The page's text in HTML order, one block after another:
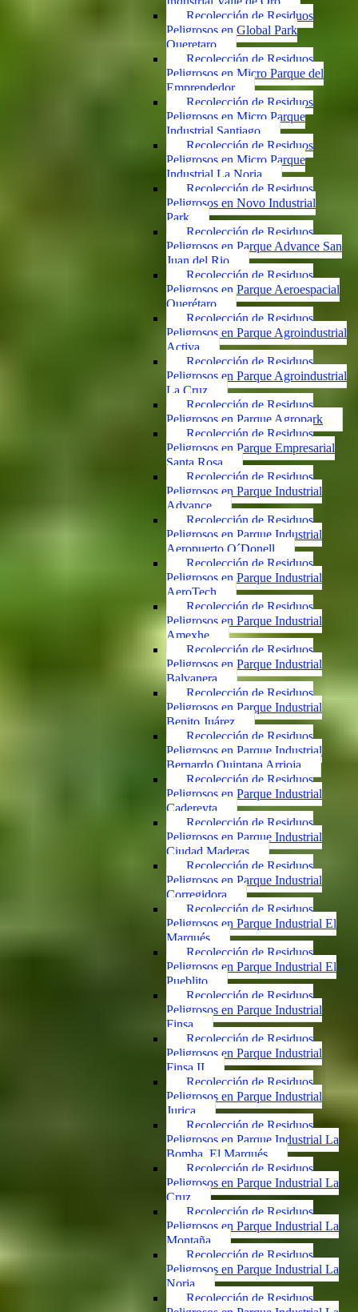
Recolección de Residuos
Peligrosos en Global Park
Queretaro
Recolección de Residuos
Peligrosos en Micro Parque del
Emprendedor
Recolección de Residuos
Peligrosos en Micro Parque
Industrial Santiago
Recolección de Residuos
Peligrosos en Micro Parque
Industrial La Noria
Recolección de Residuos
Peligrosos en Novo Industrial
Park
Recolección de Residuos
Peligrosos en Parque Advance San
Juan del Rio
Recolección de Residuos
Peligrosos en Parque Aeroespacial
Querétaro
Recolección de Residuos
Peligrosos en Parque Agroindustrial
Activa
Recolección de Residuos
Peligrosos en Parque Agroindustrial
La Cruz
Recolección de Residuos
Peligrosos en Parque Agropark
Recolección de Residuos
Peligrosos en Parque Empresarial
Santa Rosa
Recolección de Residuos
Peligrosos en Parque Industrial
Advance
Recolección de Residuos
Peligrosos en Parque Industrial
Aeropuerto O´Donell
Recolección de Residuos
Peligrosos en Parque Industrial
AeroTech
Recolección de Residuos
Peligrosos en Parque Industrial
Amexhe
Recolección de Residuos
Peligrosos en Parque Industrial
Balvanera
Recolección de Residuos
Peligrosos en Parque Industrial
Benito Juárez
Recolección de Residuos
Peligrosos en Parque Industrial
Bernardo Quintana Arrioja
Recolección de Residuos
Peligrosos en Parque Industrial
Cadereyta
Recolección de Residuos
Peligrosos en Parque Industrial
Ciudad Maderas
Recolección de Residuos
Peligrosos en Parque Industrial
Corregidora
Recolección de Residuos
Peligrosos en Parque Industrial El
Marqués
Recolección de Residuos
Peligrosos en Parque Industrial El
Pueblito
Recolección de Residuos
Peligrosos en Parque Industrial
Finsa
Recolección de Residuos
Peligrosos en Parque Industrial
Finsa II
Recolección de Residuos
Peligrosos en Parque Industrial
Jurica
Recolección de Residuos
Peligrosos en Parque Industrial La
Bomba, El Marqués
Recolección de Residuos
Peligrosos en Parque Industrial La
Cruz
Recolección de Residuos
Peligrosos en Parque Industrial La
Montaña
Recolección de Residuos
Peligrosos en Parque Industrial La
Noria
Recolección de Residuos